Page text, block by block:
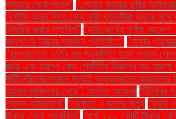
সাভারে সেনাপ্রধান" "সোনার কমোড চুরির
"সৌদি আরব গিয়ে কেন নারী গৃহকর্মীরা মৃত্যুর
নির্দলীয় করার সুপারিশ" "হাইকোর্টের পূর্ণাঙ্গ
জনগণের ইচ্ছার সমর্থনে প্রতিষ্ঠিত" "হাঙ্গার
"হাসপাতালে ভর্তির পর প্রকাশিত হলো প্রথম পোপ
কারা এবং ট্রাম্প কেন গোষ্ঠীটির বিরুদ্ধে বড়
কন্টিনেন্টালের সামনে জুলাই অভ্যুত্থানে আহতদের
আমার কুমিল্লার মেয়ে”: আসিফ আকবর “টিসিবির
প্রধান অভিযোগ” “ডেঙ্গুতে ৭ জনের মৃত্যু “দুবাই
টাকার সোনা প্রবাহিত” “বর্ষে ২০০ কোটি টাকার